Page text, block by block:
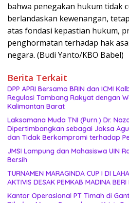
bahwa penegakan hukum tidak
berlandaskan kewenangan,
atas fondasi kepastian hukum,
penghormatan terhadap hak
negara. (Budi Yanto/KBO Babel)
Berita Terkait
DPP APRI Bersama BRIN dan ICMI
Regulasi Tambang Rakyat dengan
Kalimantan Barat
Laksamana Muda TNI (Purn.) Dr.
Dipertimbangkan sebagai Jaksa
dan Tidak Berkompromi terhadap
JMSI Lampung dan Mahasiswa UIN
Bersih
TURNAMEN MARAGINDA CUP I DI
AKTIVIS DESAK PEMKAB MADINA BERI
Kantor Operasional PT Timah di